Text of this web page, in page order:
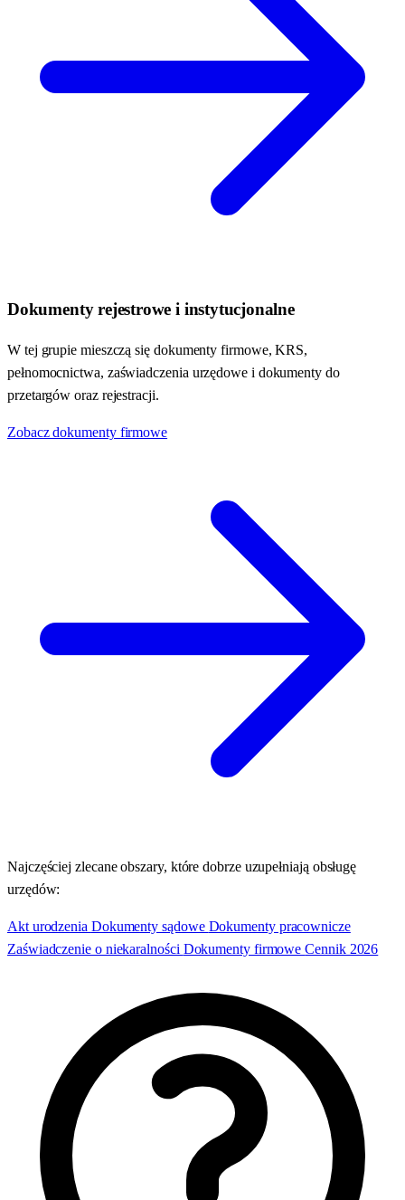
Dokumenty rejestrowe i instytucjonalne
W tej grupie mieszczą się dokumenty firmowe, KRS,
pełnomocnictwa, zaświadczenia urzędowe i dokumenty do
przetargów oraz rejestracji.
Zobacz dokumenty firmowe
Najczęściej zlecane obszary, które dobrze uzupełniają obsługę
urzędów:
Akt urodzenia Dokumenty sądowe Dokumenty pracownicze
Zaświadczenie o niekaralności Dokumenty firmoweCennik 2026